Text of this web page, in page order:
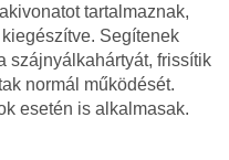
tartalmaznak,
Segítenek
szájnyálkahártyát, frissítik
normál működését.
esetén is alkalmasak.